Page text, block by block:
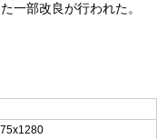
一部改良が行われた。